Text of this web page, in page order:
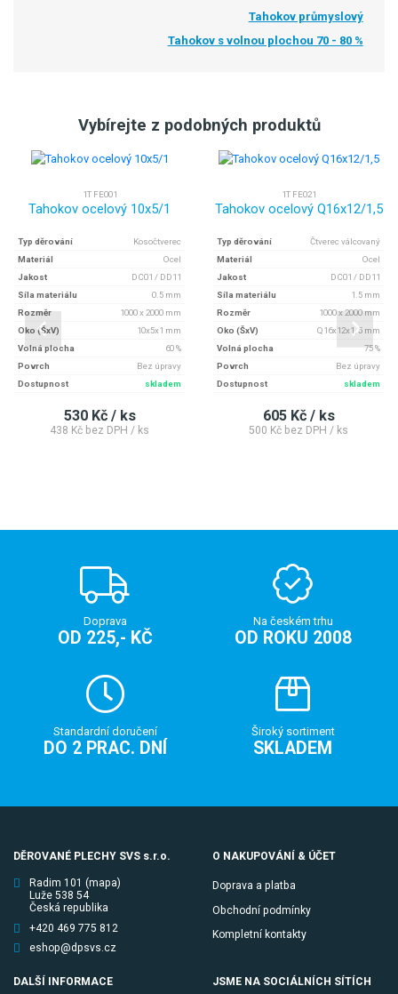
Tahokov průmyslový
Tahokov s volnou plochou 70 - 80 %
Vybírejte z podobných produktů
1T FE001
Tahokov ocelový 10x5/1
Typ děrování
Kosočtverec
Materiál
Ocel
Jakost
DC01 / DD11
Síla materiálu
0.5 mm
Rozměr
1000 x 2000 mm
Oko (ŠxV)
10x5x1 mm
Volná plocha
60 %
Povrch
Bez úpravy
Dostupnost
skladem
530 Kč / ks
438 Kč bez DPH / ks
1T FE021
Tahokov ocelový Q16x12/1,5
Typ děrování
Čtverec válcovaný
Materiál
Ocel
Jakost
DC01 / DD11
Síla materiálu
1.5 mm
Rozměr
1000 x 2000 mm
Oko (ŠxV)
Q16x12x1, 5 mm
Volná plocha
75 %
Povrch
Bez úpravy
Dostupnost
skladem
605 Kč / ks
500 Kč bez DPH / ks
Doprava
OD 225,- KČ
Na českém trhu
OD ROKU 2008
Standardní doručení
DO 2 PRAC. DNÍ
Široký sortiment
SKLADEM
DĚROVANÉ PLECHY SVS s.r.o.
Radim 101 (mapa)
Luže 538 54
Česká republika
+420 469 775 812
eshop@dpsvs.cz
O NAKUPOVÁNÍ & ÚČET
Doprava a platba
Obchodní podmínky
Kompletní kontakty
DALŠÍ INFORMACE JSME NA SOCIÁLNÍCH SÍTÍCH